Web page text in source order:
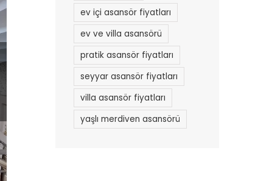
Engelli Platform
Asansörü
ev içi asansör fiyatları
ev ve villa asansörü
pratik asansör fiyatları
seyyar asansör fiyatları
villa asansör fiyatları
yaşlı merdiven asansörü